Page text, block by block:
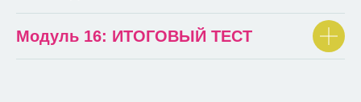
Модуль 16: ИТОГОВЫЙ ТЕСТ